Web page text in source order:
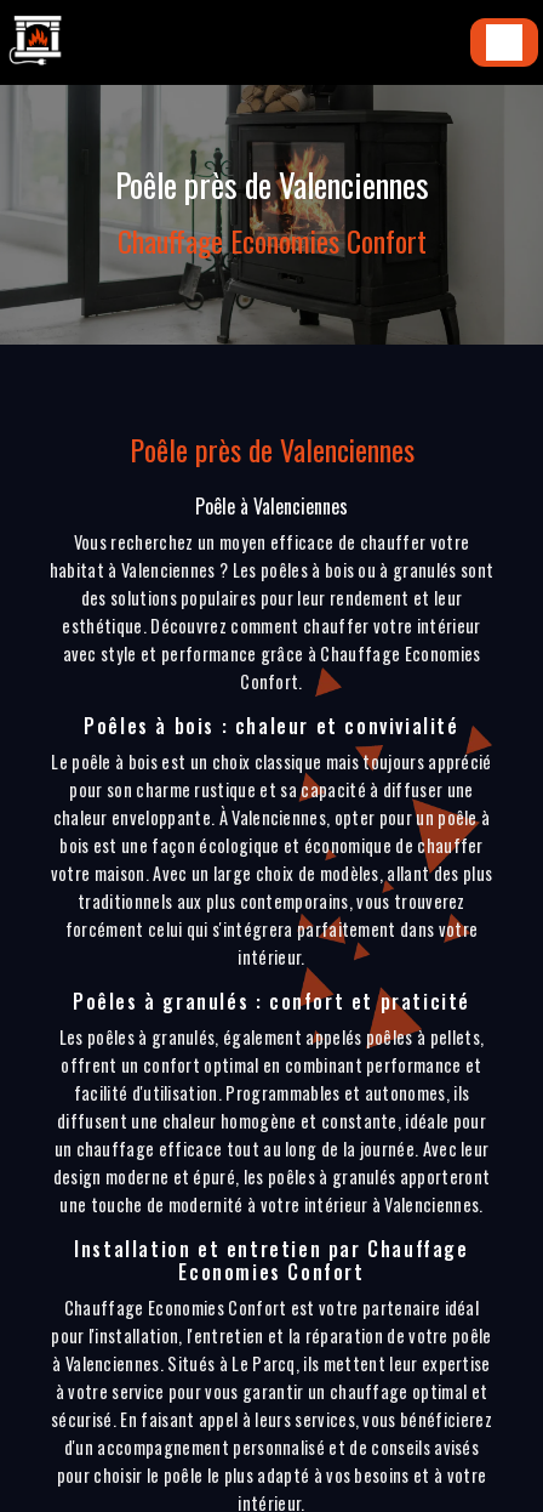
Poêle près de Valenciennes
Chauffage Economies Confort
Poêle près de Valenciennes
Poêle à Valenciennes
Vous recherchez un moyen efficace de chauffer votre
habitat à Valenciennes ? Les poêles à bois ou à granulés sont
des solutions populaires pour leur rendement et leur
esthétique. Découvrez comment chauffer votre intérieur
avec style et performance grâce à Chauffage Economies
Confort.
Poêles à bois : chaleur et convivialité
Le poêle à bois est un choix classique mais toujours apprécié
pour son charme rustique et sa capacité à diffuser une
chaleur enveloppante. À Valenciennes, opter pour un poêle à
bois est une façon écologique et économique de chauffer
votre maison. Avec un large choix de modèles, allant des plus
traditionnels aux plus contemporains, vous trouverez
forcément celui qui s'intégrera parfaitement dans votre
intérieur.
Poêles à granulés : confort et praticité
Les poêles à granulés, également appelés poêles à pellets,
offrent un confort optimal en combinant performance et
facilité d'utilisation. Programmables et autonomes, ils
diffusent une chaleur homogène et constante, idéale pour
un chauffage efficace tout au long de la journée. Avec leur
design moderne et épuré, les poêles à granulés apporteront
une touche de modernité à votre intérieur à Valenciennes.
Installation et entretien par Chauffage
Economies Confort
Chauffage Economies Confort est votre partenaire idéal
pour l'installation, l'entretien et la réparation de votre poêle
à Valenciennes. Situés à Le Parcq, ils mettent leur expertise
à votre service pour vous garantir un chauffage optimal et
sécurisé. En faisant appel à leurs services, vous bénéficierez
d'un accompagnement personnalisé et de conseils avisés
pour choisir le poêle le plus adapté à vos besoins et à votre
intérieur.
Panneau de gestion des cookies